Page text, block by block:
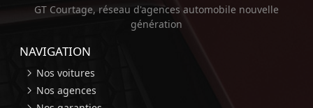
GT Courtage, réseau d'agences automobile nouvelle
génération
NAVIGATION
Nos voitures
Nos agences